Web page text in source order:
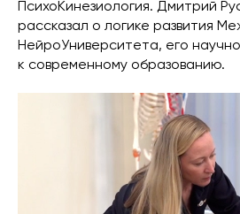
ПсихоКинезиология. Дмитрий
рассказал о логике развития
НейроУниверситета, его
к современному образованию.